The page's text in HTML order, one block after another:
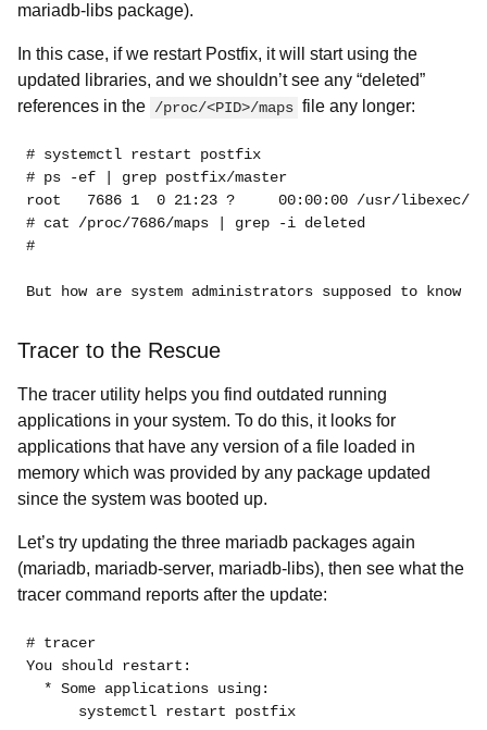
mariadb-libs package).
In this case, if we restart Postfix, it will start using the
updated libraries, and we shouldn’t see any “deleted”
references in the /proc/<PID>/maps file any longer:
# systemctl restart postfix
# ps -ef | grep postfix/master
root
# cat /proc/7686/maps | grep -i deleted
#
But how are system administrators supposed to
Tracer to the Rescue
The tracer utility helps you find outdated running
applications in your system. To do this, it looks for
applications that have any version of a file loaded in
memory which was provided by any package updated
since the system was booted up.
Let’s try updating the three mariadb packages again
(mariadb, mariadb-server, mariadb-libs), then see what the
tracer command reports after the update:
# tracer
You should restart:
* Some applications using: